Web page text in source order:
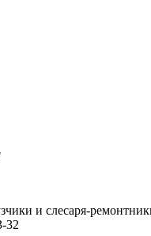
и слесаря-
32